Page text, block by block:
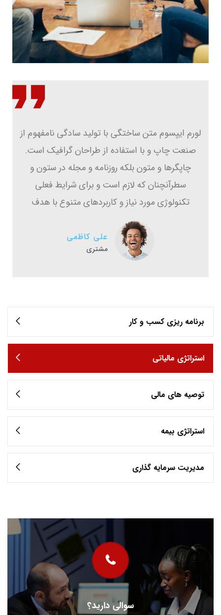
لورم ایپسوم متن ساختگی با تولید سادگی نامفهوم از
صنعت چاپ و با استفاده از طراحان گرافیک است.
چاپگرها و متون بلکه روزنامه و مجله در ستون و
سطرآنچنان که لازم است و برای شرایط فعلی
تکنولوژی مورد نیاز و کاربردهای متنوع با هدف
علی کاظمی
مشتری
برنامه ریزی کسب و کار
استراتژی مالیاتی
توصیه های مالی
استراتژی بیمه
مدیریت سرمایه گذاری
سوالی دارید؟